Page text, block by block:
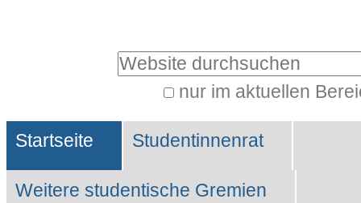
Website durchsuchen
nur im aktuellen
Suche…
Sektionen
Startseite Studentinnenrat
Weitere studentische Gremien